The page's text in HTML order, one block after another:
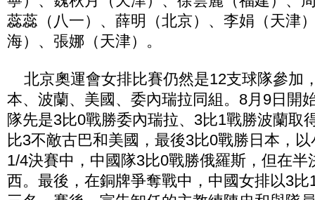
蕊蕊（八一）、薛明（北京）、李娟（天津
海）、張娜（天津）。
北京奧運會女排比賽仍然是12支球隊參加
本、波蘭、美國、委內瑞拉同組。8月9日開
隊先是3比0戰勝委內瑞拉、3比1戰勝波蘭取
比3不敵古巴和美國，最後3比0戰勝日本，
1/4決賽中，中國隊3比0戰勝俄羅斯，但在半
西。最後，在銅牌爭奪戰中，中國女排以3